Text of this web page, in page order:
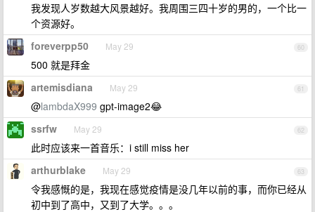
我发现人岁数越大风景越好。我周围三四十岁的男的，一个比一
个资源好。
60
foreverpp50 May 29
500 就是拜金
61
artemisdiana May 29
@lambdaX999 gpt-image2😂
62
ssrfw May 29
此时应该来一首音乐：i still miss her
63
arthurblake May 29
令我感慨的是，我现在感觉疫情是没几年以前的事，而你已经从
初中到了高中，又到了大学。。。